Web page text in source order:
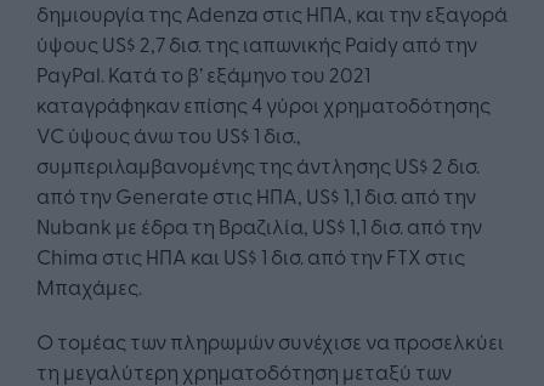
δημιουργία της Adenza στις ΗΠΑ, και την εξαγορά
ύψους US$ 2,7 δισ. της ιαπωνικής Paidy από την
PayPal. Κατά το β’ εξάμηνο του 2021
καταγράφηκαν επίσης 4 γύροι χρηματοδότησης
VC ύψους άνω του US$ 1 δισ.,
συμπεριλαμβανομένης της άντλησης US$ 2 δισ.
από την Generate στις ΗΠΑ, US$ 1,1 δισ. από την
Nubank με έδρα τη Βραζιλία, US$ 1,1 δισ. από την
Chima στις ΗΠΑ και US$ 1 δισ. από την FTX στις
Μπαχάμες.
Ο τομέας των πληρωμών συνέχισε να προσελκύει
τη μεγαλύτερη χρηματοδότηση μεταξύ των